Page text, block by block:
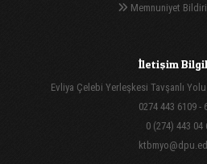
Memnuniyet
İletişim
Evliya Çelebi Yerleşkesi Tavşanlı
0274 443 6109 -
0 (274) 443 04